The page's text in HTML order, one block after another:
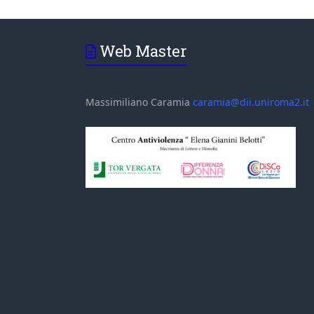
Web Master
Massimiliano Caramia caramia@dii.uniroma2.it